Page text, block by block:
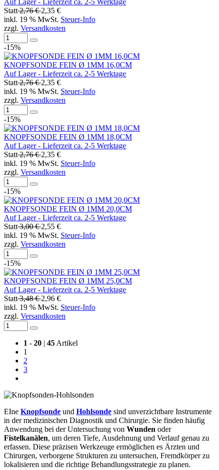
Statt2,76 €2,35 €
inkl. 19 % MwSt. Steuer-Info
zzgl. Versandkosten
-15%
KNOPFSONDE FEIN Ø 1MM 16,0CM
Auf Lager - Lieferzeit ca. 2-5 Werktage
Statt2,76 €2,35 €
inkl. 19 % MwSt. Steuer-Info
zzgl. Versandkosten
-15%
KNOPFSONDE FEIN Ø 1MM 18,0CM
Auf Lager - Lieferzeit ca. 2-5 Werktage
Statt2,76 €2,35 €
inkl. 19 % MwSt. Steuer-Info
zzgl. Versandkosten
-15%
KNOPFSONDE FEIN Ø 1MM 20,0CM
Auf Lager - Lieferzeit ca. 2-5 Werktage
Statt3,00 €2,55 €
inkl. 19 % MwSt. Steuer-Info
zzgl. Versandkosten
-15%
KNOPFSONDE FEIN Ø 1MM 25,0CM
Auf Lager - Lieferzeit ca. 2-5 Werktage
Statt3,48 €2,96 €
inkl. 19 % MwSt. Steuer-Info
zzgl. Versandkosten
1 - 20 | 45 Artikel
1
2
3
EIne Knopfsonde und Hohlsonde sind unverzichtbare Instrumente
in der medizinischen Diagnostik und Chirurgie. Sie finden häufig
Anwendung bei der Untersuchung von Wunden oder
Fistelkanälen, um deren Tiefe, Ausdehnung und Verlauf genau zu
erfassen. Diese präzisen Werkzeuge ermöglichen es Ärzten und
Chirurgen, verborgene Strukturen zu untersuchen, Fremdkörper zu
lokalisieren und die richtige Behandlungsstrategie zu planen.